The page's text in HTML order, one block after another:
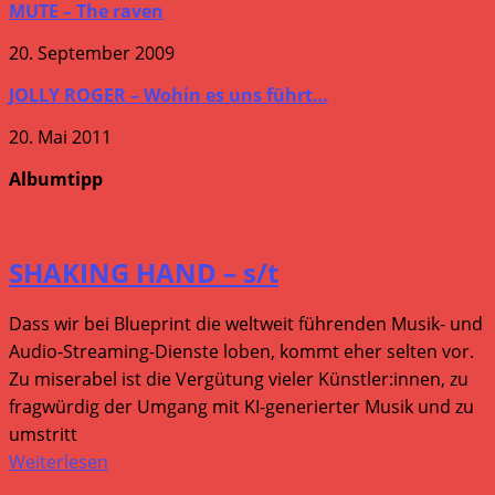
MUTE – The raven
20. September 2009
JOLLY ROGER – Wohin es uns führt…
20. Mai 2011
Albumtipp
SHAKING HAND – s/t
Dass wir bei Blueprint die weltweit führenden Musik- und
Audio-Streaming-Dienste loben, kommt eher selten vor.
Zu miserabel ist die Vergütung vieler Künstler:innen, zu
fragwürdig der Umgang mit KI-generierter Musik und zu
umstritt
Weiterlesen